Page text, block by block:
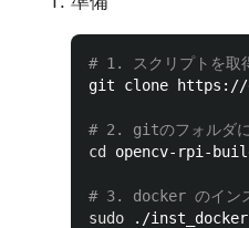
# 1. スクリプトを取
git clone https://
# 2. gitのフォルダ
cd opencv-rpi-
# 3. docker のイン
sudo ./